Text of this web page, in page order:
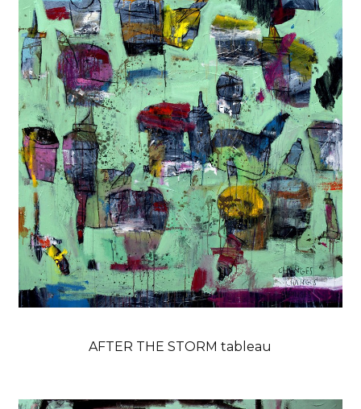
AFTER THE STORM tableau